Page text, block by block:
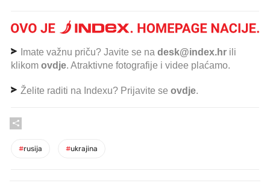
Imate važnu priču? Javite se na desk@index.hr ili
klikom ovdje. Atraktivne fotografije i videe plaćamo.
Želite raditi na Indexu? Prijavite se ovdje.
#rusija #ukrajina